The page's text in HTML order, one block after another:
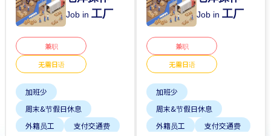
Job in工厂
兼职
无需日语
加班少
周末&节假日休息
外籍员工
支付交通费
Job in工厂
兼职
无需日语
加班少
周末&节假日休息
外籍员工
支付交通费